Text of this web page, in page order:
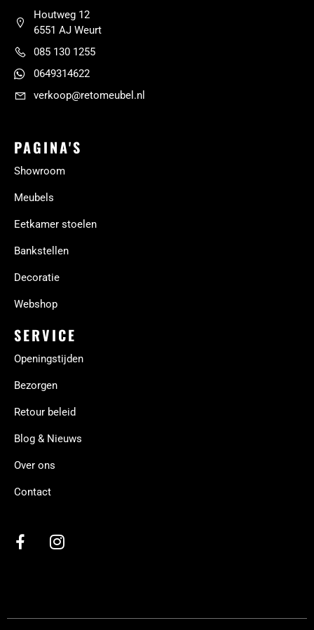
Houtweg 12
6551 AJ Weurt
085 130 1255
0649314622
verkoop@retomeubel.nl
PAGINA'S
Showroom
Meubels
Eetkamer stoelen
Bankstellen
Decoratie
Webshop
SERVICE
Openingstijden
Bezorgen
Retour beleid
Blog & Nieuws
Over ons
Contact